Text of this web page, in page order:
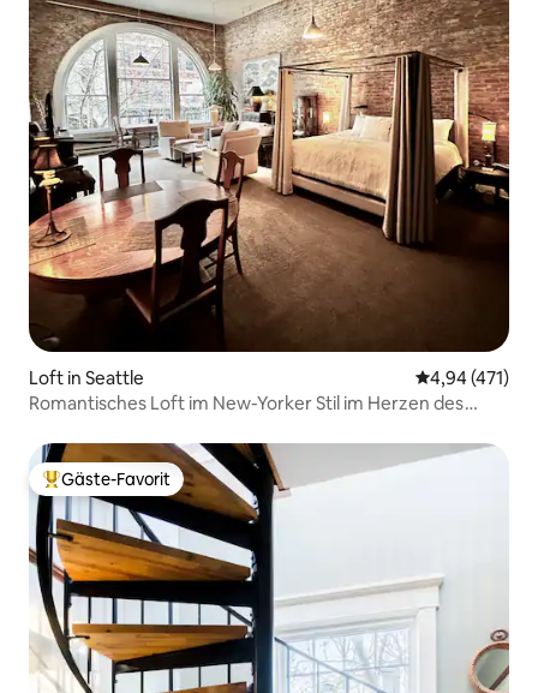
Loft in Seattle
4,94 (471)
Romantisches Loft im New-Yorker Stil im Herzen des
Beliebter Gäste-Favorit.
Gäste-Favorit